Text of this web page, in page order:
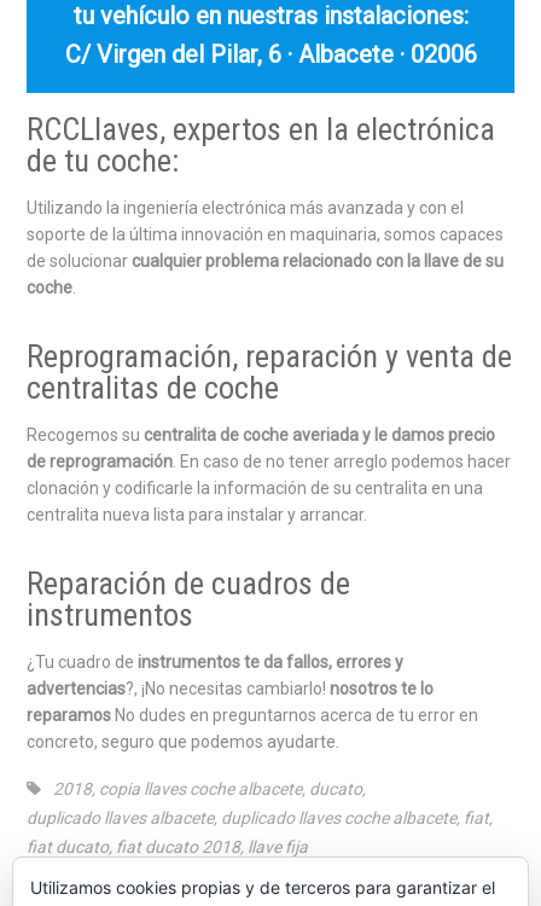
tu vehículo en nuestras instalaciones:
C/ Virgen del Pilar, 6 · Albacete · 02006
RCCLlaves, expertos en la electrónica
de tu coche:
Utilizando la ingeniería electrónica más avanzada y con el
soporte de la última innovación en maquinaria, somos capaces
de solucionar cualquier problema relacionado con la llave de su
coche.
Reprogramación, reparación y venta de
centralitas de coche
Recogemos su centralita de coche averiada y le damos precio
de reprogramación. En caso de no tener arreglo podemos hacer
clonación y codificarle la información de su centralita en una
centralita nueva lista para instalar y arrancar.
Reparación de cuadros de
instrumentos
¿Tu cuadro deinstrumentos te da fallos, errores y
advertencias?, ¡No necesitas cambiarlo!nosotros te lo
reparamos No dudes en preguntarnos acerca de tu error en
concreto, seguro que podemos ayudarte.
2018, copia llaves coche albacete, ducato,
duplicado llaves albacete, duplicado llaves coche albacete, fiat,
fiat ducato, fiat ducato 2018, llave fija
Utilizamos cookies propias y de terceros para garantizar el